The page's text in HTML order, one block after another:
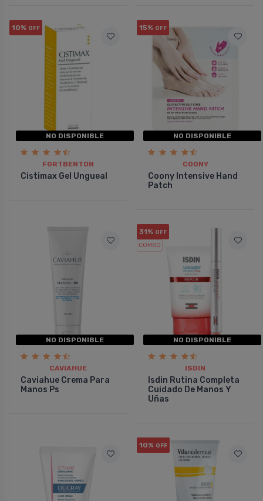
10% OFF
NO DISPONIBLE
FORTBENTON
Cistimax Gel Ungueal
15% OFF
NO DISPONIBLE
COONY
Coony Intensive Hand
Patch
NO DISPONIBLE
CAVIAHUE
Caviahue Crema Para
Manos Ps
31% OFF
COMBO
NO DISPONIBLE
ISDIN
Isdin Rutina Completa
Cuidado De Manos Y
Uñas
10% OFF